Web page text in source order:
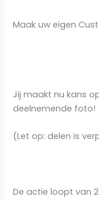
Maak uw eigen
Jij maakt nu kans
deelnemende foto!
(Let op: delen is
De actie loopt van